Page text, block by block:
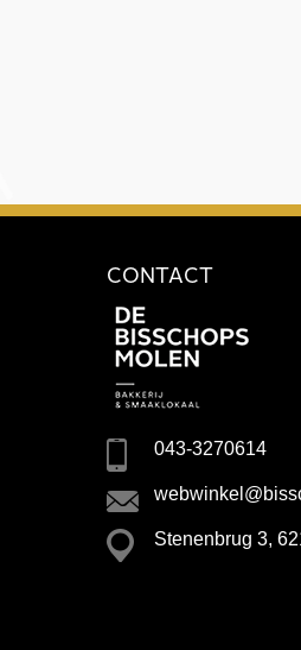
CONTACT
043-3270614
Stenenbrug 3,